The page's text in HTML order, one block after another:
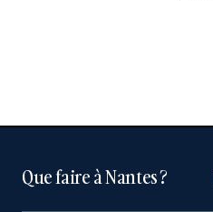
Que faire à Nantes ?